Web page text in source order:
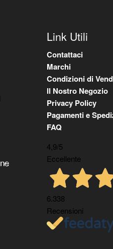
Link Utili
Contattaci
Marchi
Condizioni di
Il Nostro Negozio
Privacy Policy
Pagamenti e
FAQ
4,9/5
Eccellente
6.338
Recensioni